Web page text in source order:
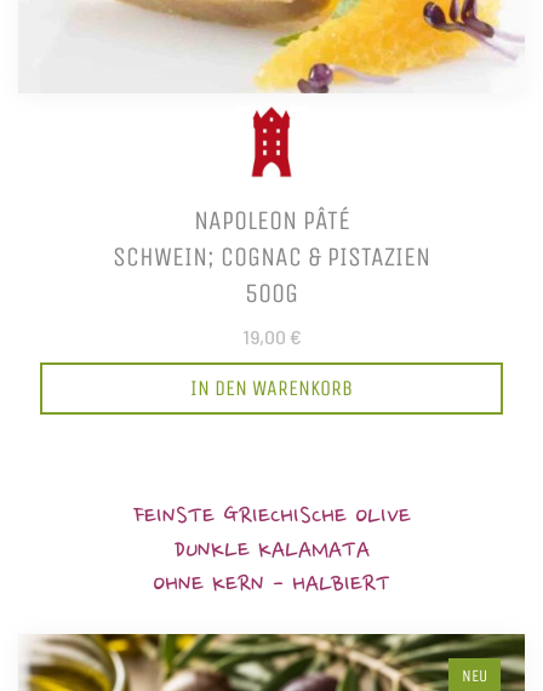
NAPOLEON PÂTÉ
SCHWEIN; COGNAC & PISTAZIEN
500G
19,00 €
IN DEN WARENKORB
FEINSTE GRIECHISCHE OLIVE
DUNKLE KALAMATA
OHNE KERN - HALBIERT
NEU